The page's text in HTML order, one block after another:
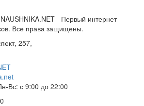
- Первый интернет-
Все права защищены.
257,
Вс: с 9:00 до 22:00